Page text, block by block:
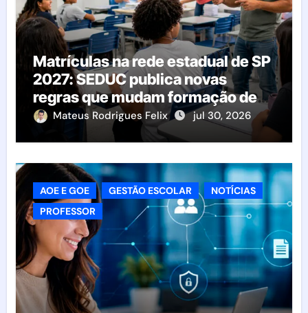
Matrículas na rede estadual de SP
2027: SEDUC publica novas
regras que mudam formação de
classes e transferências
Mateus Rodrigues Felix jul 30, 2026
AOE E GOE GESTÃO ESCOLAR
NOTÍCIAS
PROFESSOR